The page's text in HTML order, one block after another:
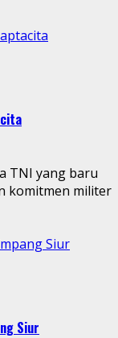
TNI yang baru
komitmen militer
Siur
Siur